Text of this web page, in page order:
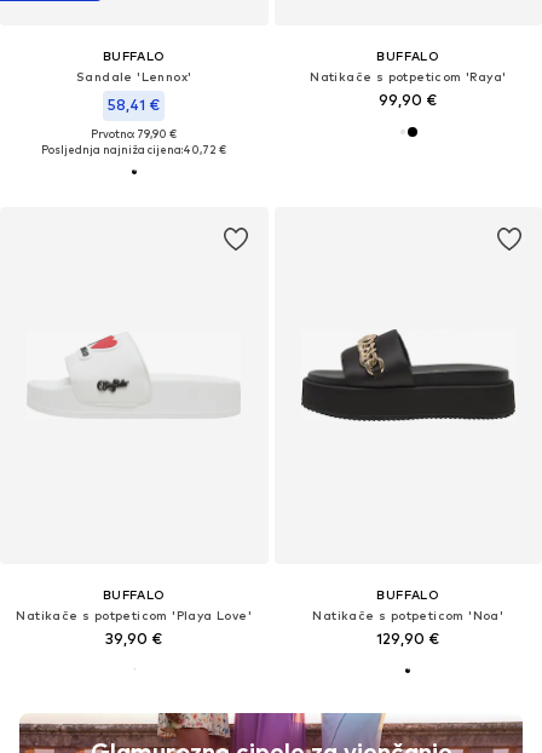
BUFFALO
Sandale 'Lennox'
58,41 €
Prvotno: 79,90 €
Posljednja najniža cijena:40,72 €
BUFFALO
Natikače s potpeticom 'Raya'
99,90 €
BUFFALO
Natikače s potpeticom 'Playa Love'
39,90 €
BUFFALO
Natikače s potpeticom 'Noa'
129,90 €